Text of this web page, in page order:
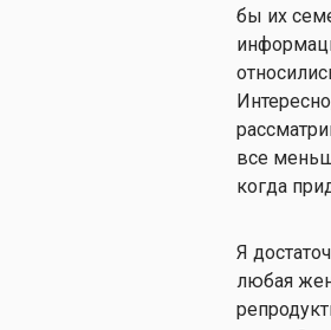
бы их
все
когда
Я
любая